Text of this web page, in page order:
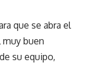
que se abra el
buen
su equipo,